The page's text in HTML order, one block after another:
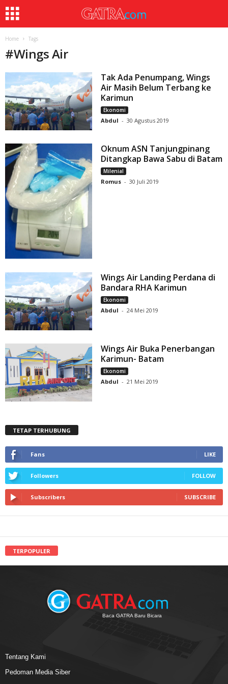
Home Tags
#Wings Air
Tak Ada Penumpang, Wings
Air Masih Belum Terbang ke
Karimun
Ekonomi
Abdul - 30 Agustus 2019
Oknum ASN Tanjungpinang
Ditangkap Bawa Sabu di Batam
Milenial
Romus - 30 Juli 2019
Wings Air Landing Perdana di
Bandara RHA Karimun
Ekonomi
Abdul - 24 Mei 2019
Wings Air Buka Penerbangan
Karimun- Batam
Ekonomi
Abdul - 21 Mei 2019
TETAP TERHUBUNG
Fans LIKE
Followers FOLLOW
Subscribers SUBSCRIBE
TERPOPULER
Baca GATRA Baru Bicara
Tentang Kami
Pedoman Media Siber